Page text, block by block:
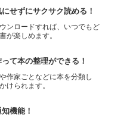
せずにサクサク読める！
ンロードすれば、いつでもど
が楽しめます。
て本の整理ができる！
作家ごとなどに本を分類し
けられます。
機能！